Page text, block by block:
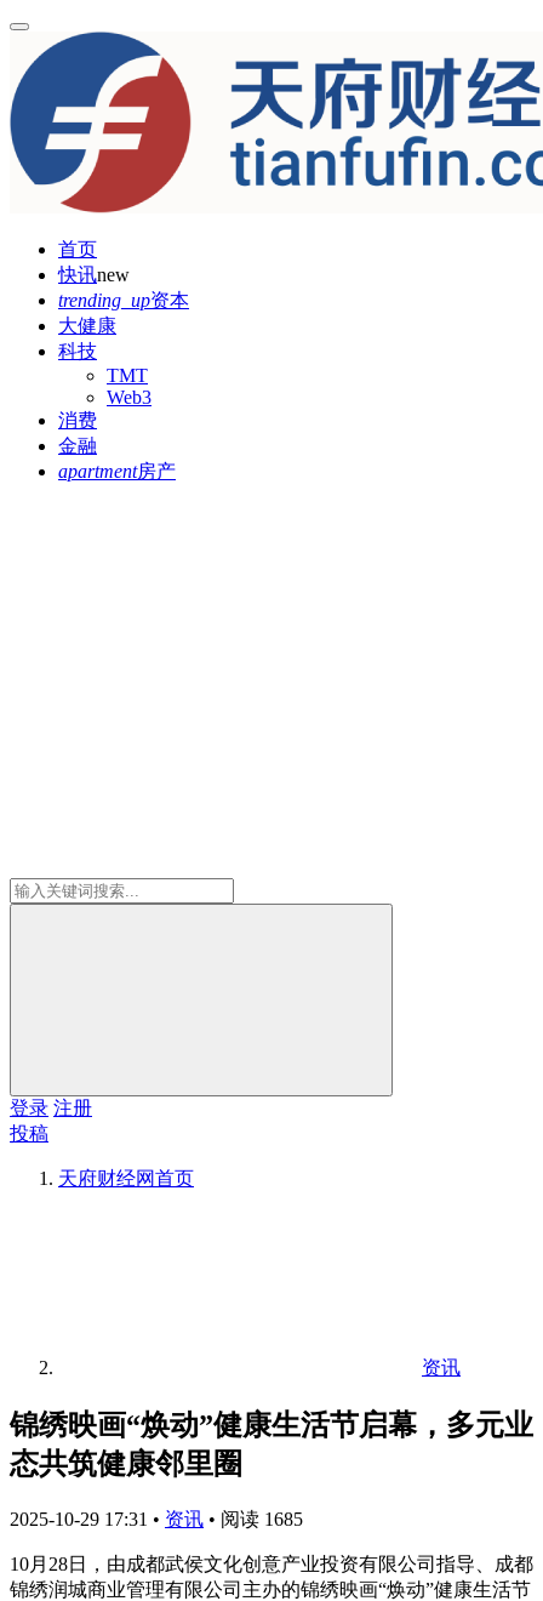
首页
快讯new
trending_up资本
大健康
科技
TMT
Web3
消费
金融
apartment房产
登录 注册
投稿
天府财经网首页
资讯
锦绣映画“焕动”健康生活节启幕，多元业
态共筑健康邻里圈
2025-10-29 17:31 • 资讯 • 阅读 1685
10月28日，由成都武侯文化创意产业投资有限公司指导、成都
锦绣润城商业管理有限公司主办的锦绣映画“焕动”健康生活节